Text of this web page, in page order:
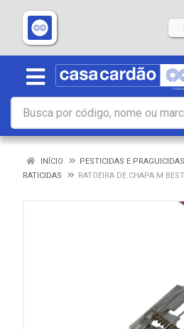
INÍCIO
PESTICIDAS E PRAGUICIDAS
RATICIDAS
RATOEIRA DE CHAPA M